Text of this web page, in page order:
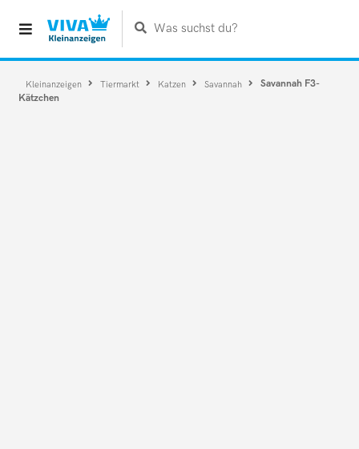
Was suchst du?
Kleinanzeigen Tiermarkt Katzen Savannah
Savannah F3-
Kätzchen